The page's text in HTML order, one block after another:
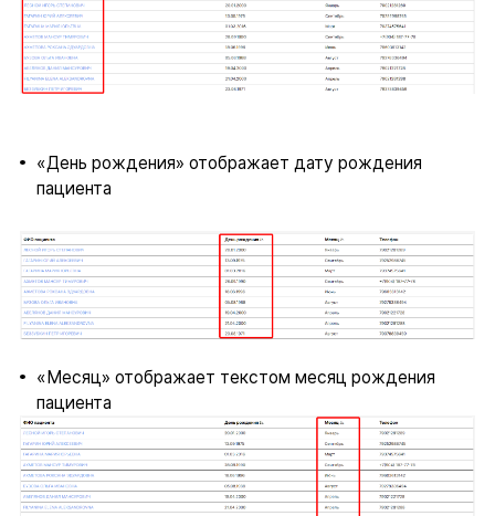
«День рождения» отображает дату рождения
пациента
«Месяц» отображает текстом месяц рождения
пациента